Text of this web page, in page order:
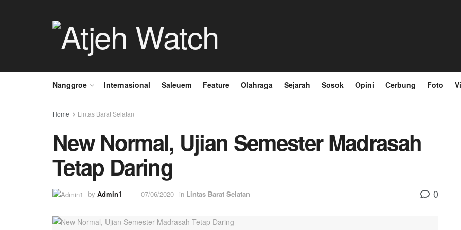
Nanggroe Internasional Saleuem Feature Olahraga Sejarah Sosok Opini Cerbung Foto
Home Lintas Barat Selatan
New Normal, Ujian Semester Madrasah
Tetap Daring
by Admin1 07/06/2020 in Lintas Barat Selatan 0